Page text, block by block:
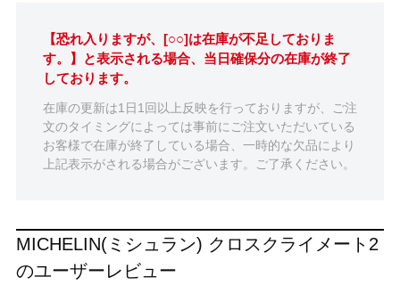
【恐れ入りますが、[○○]は在庫が不足しておりま
す。】と表示される場合、当日確保分の在庫が終了
しております。
在庫の更新は1日1回以上反映を行っておりますが、ご注
文のタイミングによっては事前にご注文いただいている
お客様で在庫が終了している場合、一時的な欠品により
上記表示がされる場合がございます。ご了承ください。
MICHELIN(ミシュラン) クロスクライメート2
のユーザーレビュー